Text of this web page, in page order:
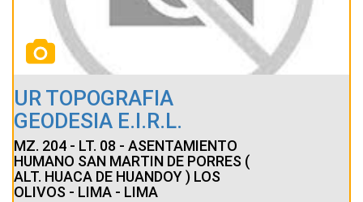
UR TOPOGRAFIA
GEODESIA E.I.R.L.
MZ. 204 - LT. 08 - ASENTAMIENTO
HUMANO SAN MARTIN DE PORRES (
ALT. HUACA DE HUANDOY ) LOS
OLIVOS - LIMA - LIMA